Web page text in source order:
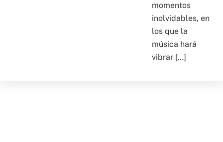
momentos
inolvidables, en
los que la
música hará
vibrar […]